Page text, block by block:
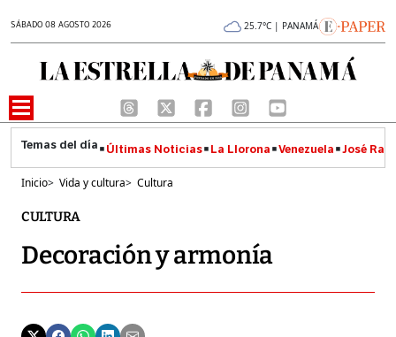
SÁBADO 08 AGOSTO 2026 25.7°C | PANAMÁ
Últimas Noticias La Llorona Venezuela José
Inicio> Vida y cultura> Cultura
CULTURA
Decoración y armonía